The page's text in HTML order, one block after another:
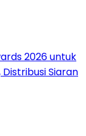
2026 untuk
Siaran